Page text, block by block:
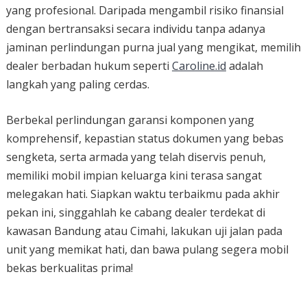
yang profesional. Daripada mengambil risiko finansial
dengan bertransaksi secara individu tanpa adanya
jaminan perlindungan purna jual yang mengikat, memilih
dealer berbadan hukum seperti Caroline.id adalah
langkah yang paling cerdas.
Berbekal perlindungan garansi komponen yang
komprehensif, kepastian status dokumen yang bebas
sengketa, serta armada yang telah diservis penuh,
memiliki mobil impian keluarga kini terasa sangat
melegakan hati. Siapkan waktu terbaikmu pada akhir
pekan ini, singgahlah ke cabang dealer terdekat di
kawasan Bandung atau Cimahi, lakukan uji jalan pada
unit yang memikat hati, dan bawa pulang segera mobil
bekas berkualitas prima!